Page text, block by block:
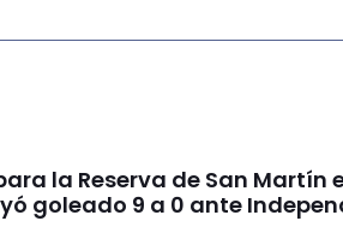
la Reserva de San Martín
goleado 9 a 0 ante